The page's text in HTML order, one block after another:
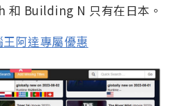
Building N 只有在日本。
阿達專屬優惠